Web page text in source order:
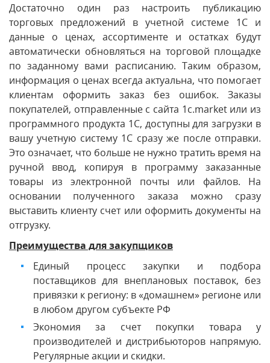
Достаточно один раз настроить публикацию
торговых предложений в учетной системе 1С и
данные о ценах, ассортименте и остатках будут
автоматически обновляться на торговой площадке
по заданному вами расписанию. Таким образом,
информация о ценах всегда актуальна, что помогает
клиентам оформить заказ без ошибок. Заказы
покупателей, отправленные с сайта 1c.market или из
программного продукта 1С, доступны для загрузки в
вашу учетную систему 1С сразу же после отправки.
Это означает, что больше не нужно тратить время на
ручной ввод, копируя в программу заказанные
товары из электронной почты или файлов. На
основании полученного заказа можно сразу
выставить клиенту счет или оформить документы на
отгрузку.
Преимущества для закупщиков
Единый процесс закупки и подбора
поставщиков для внеплановых поставок, без
привязки к региону: в «домашнем» регионе или
в любом другом субъекте РФ
Экономия за счет покупки товара у
производителей и дистрибьюторов напрямую.
Регулярные акции и скидки.